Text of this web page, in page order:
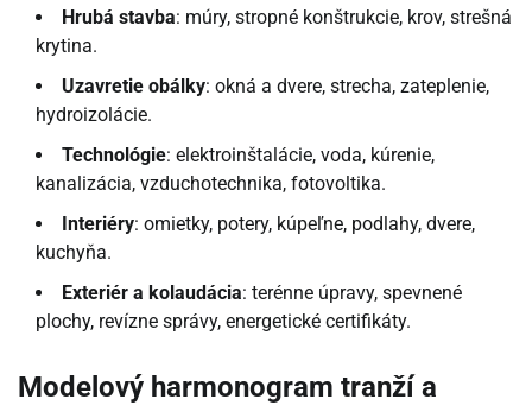
Hrubá stavba: múry, stropné konštrukcie, krov, strešná
krytina.
Uzavretie obálky: okná a dvere, strecha, zateplenie,
hydroizolácie.
Technológie: elektroinštalácie, voda, kúrenie,
kanalizácia, vzduchotechnika, fotovoltika.
Interiéry: omietky, potery, kúpeľne, podlahy, dvere,
kuchyňa.
Exteriér a kolaudácia: terénne úpravy, spevnené
plochy, revízne správy, energetické certifikáty.
Modelový harmonogram tranží a